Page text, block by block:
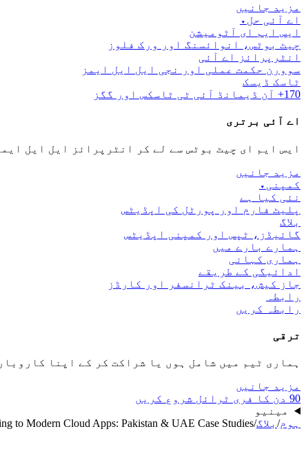
مزید جانیں
اے آئی حل ▾
ایس ایم ای آٹومیشن
چیٹ بوٹس، انوائسنگ اور ورک فلوز
انٹرپرائز اے آئی
سوورن حکمت عملی اور نجی ایل ایل ایمز
ٹاسک ڈیسک
170+ آن ڈیمانڈ آئی ٹی ٹاسکس اور گگز
اے آئی برتری
ایس ایم ای چیٹ بوٹس سے لے کر انٹرپرائز ایل ایل
مزید جانیں
کمپنی ▾
نئی کیا ہے
پلیٹ فارم اور پورٹل کی اپڈیٹس
بلاگ
گائیڈز، ٹپس اور کمپنی اپڈیٹس
ہمارے بارے میں
ہماری کہانی
ادائیگی کے طریقے
جاز کیش، بینک ٹرانسفر اور کارڈز
رابطہ
رابطہ کریں
ترقی
ہماری ٹیم میں شامل ہوں یا شراکت کر کے اپنا
مزید جانیں
90 دن کا فری ٹرائل شروع کریں
مینیو
ہوم/ بلاگ/
to Modern Cloud Apps: Pakistan & UAE Case Studies